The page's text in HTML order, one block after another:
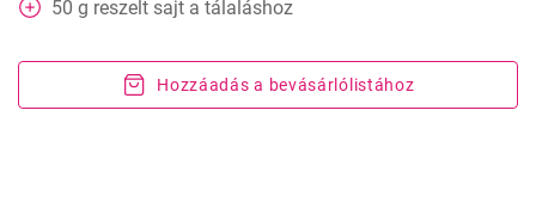
50 g reszelt sajt a tálaláshoz
Hozzáadás a bevásárlólistához